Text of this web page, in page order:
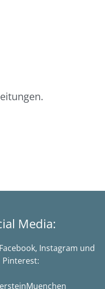
Media:
Instagram und
Pinterest: